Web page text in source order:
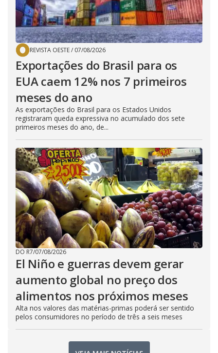
REVISTA OESTE/ 07/08/2026
Exportações do Brasil para os
EUA caem 12% nos 7 primeiros
meses do ano
As exportações do Brasil para os Estados Unidos
registraram queda expressiva no acumulado dos sete
primeiros meses do ano, de...
DO R7/07/08/2026
El Niño e guerras devem gerar
aumento global no preço dos
alimentos nos próximos meses
Alta nos valores das matérias-primas poderá ser sentido
pelos consumidores no período de três a seis meses